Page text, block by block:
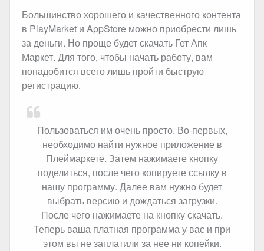
Большинство хорошего и качественного контента
в PlayMarket и AppStore можно приобрести лишь
за деньги. Но проще будет скачать Гет Апк
Маркет. Для того, чтобы начать работу, вам
понадобится всего лишь пройти быструю
регистрацию.
Пользоваться им очень просто. Во-первых,
необходимо найти нужное приложение в
Плеймаркете. Затем нажимаете кнопку
поделиться, после чего копируете ссылку в
нашу программу. Далее вам нужно будет
выбрать версию и дождаться загрузки.
После чего нажимаете на кнопку скачать.
Теперь ваша платная программа у вас и при
этом вы не заплатили за нее ни копейки.